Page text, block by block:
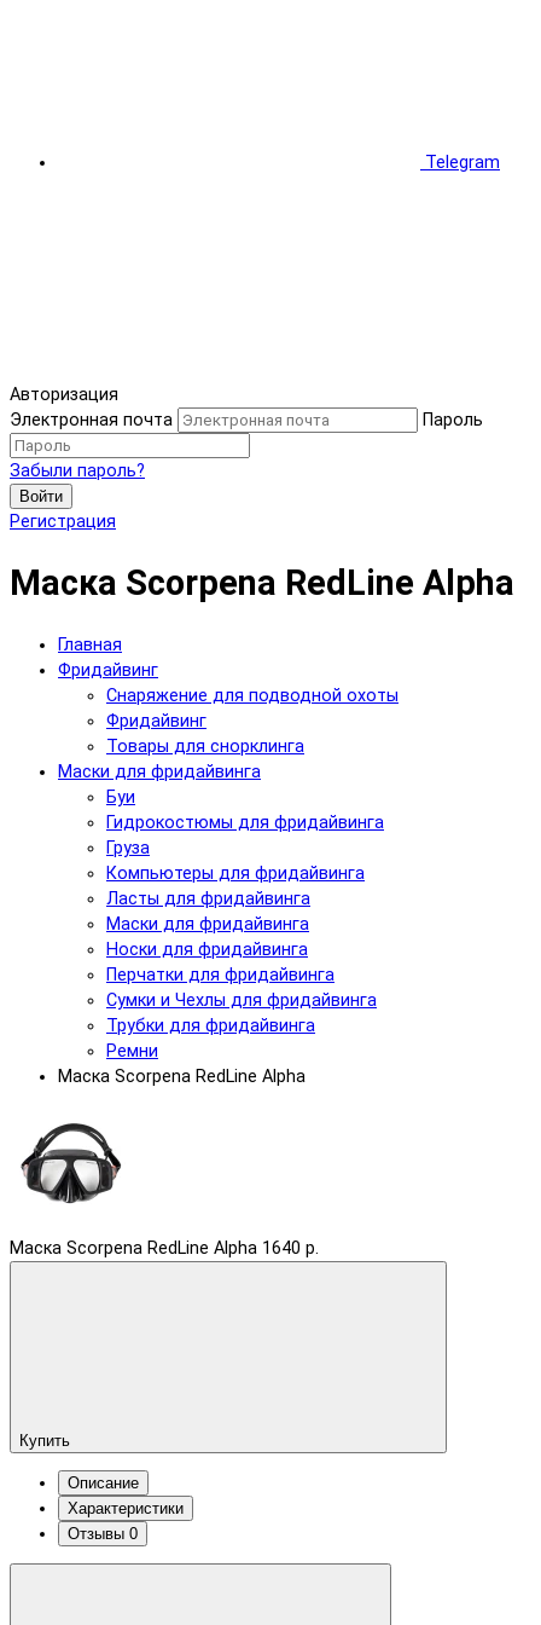
Telegram
Авторизация
Электронная почта
Пароль
Забыли пароль?
Войти
Регистрация
Маска Scorpena RedLine Alpha
Главная
Фридайвинг
Снаряжение для подводной охоты
Фридайвинг
Товары для снорклинга
Маски для фридайвинга
Буи
Гидрокостюмы для фридайвинга
Груза
Компьютеры для фридайвинга
Ласты для фридайвинга
Маски для фридайвинга
Носки для фридайвинга
Перчатки для фридайвинга
Сумки и Чехлы для фридайвинга
Трубки для фридайвинга
Ремни
Маска Scorpena RedLine Alpha
Маска Scorpena RedLine Alpha 1640 р.
Купить
Описание
Характеристики
Отзывы 0